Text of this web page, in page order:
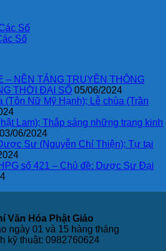
Số
Số
– NỀN TẢNG TRUYỀN THÔNG
THỜI ĐẠI SỐ 05/06/2024
(Tôn Nữ Mỹ Hạnh); Lễ chùa (Trần
Lam); Thắp sáng những trang kinh
03/06/2024
Sư (Nguyễn Chí Thiện); Tự tại
số 421 – Chủ đề: Dược Sư Đại
Văn Hóa Phật Giáo
ngày 01 và 15 hàng tháng
kỹ thuật: 0982760624